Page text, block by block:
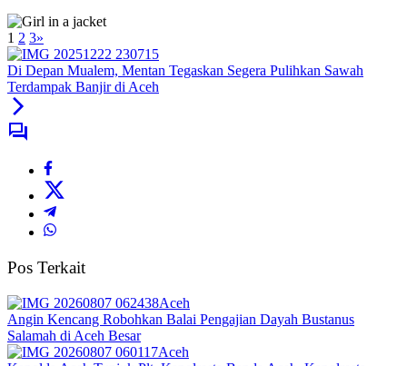
1 2 3»
Di Depan Mualem, Mentan Tegaskan Segera Pulihkan Sawah
Terdampak Banjir di Aceh
Pos Terkait
Aceh
Angin Kencang Robohkan Balai Pengajian Dayah Bustanus
Salamah di Aceh Besar
Aceh